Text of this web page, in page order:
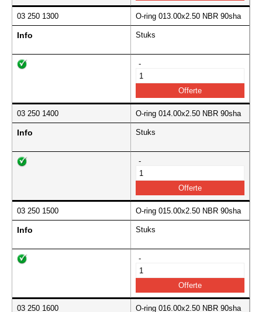
03 250 1300 O-ring 013.00x2.50 NBR 90sha
Info Stuks
-
03 250 1400 O-ring 014.00x2.50 NBR 90sha
Info Stuks
-
03 250 1500 O-ring 015.00x2.50 NBR 90sha
Info Stuks
-
03 250 1600 O-ring 016.00x2.50 NBR 90sha